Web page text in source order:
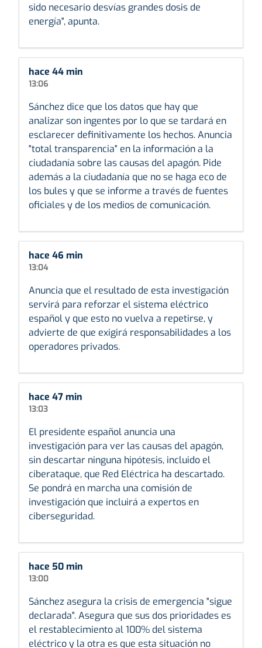
sido necesario desvías grandes dosis de
energía", apunta.
hace 44 min
13:06
Sánchez dice que los datos que hay que
analizar son ingentes por lo que se tardará en
esclarecer definitivamente los hechos. Anuncia
"total transparencia" en la información a la
ciudadanía sobre las causas del apagón. Pide
además a la ciudadanía que no se haga eco de
los bules y que se informe a través de fuentes
oficiales y de los medios de comunicación.
hace 46 min
13:04
Anuncia que el resultado de esta investigación
servirá para reforzar el sistema eléctrico
español y que esto no vuelva a repetirse, y
advierte de que exigirá responsabilidades a los
operadores privados.
hace 47 min
13:03
El presidente español anuncia una
investigación para ver las causas del apagón,
sin descartar ninguna hipótesis, incluido el
ciberataque, que Red Eléctrica ha descartado.
Se pondrá en marcha una comisión de
investigación que incluirá a expertos en
ciberseguridad.
hace 50 min
13:00
Sánchez asegura la crisis de emergencia "sigue
declarada". Asegura que sus dos prioridades es
el restablecimiento al 100% del sistema
eléctrico y la otra es que esta situación no